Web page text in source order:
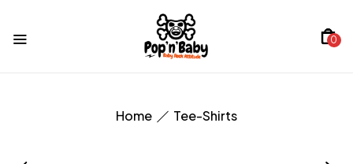
0
Home Tee-Shirts